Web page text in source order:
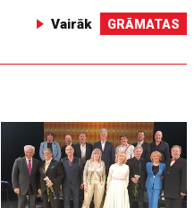
Vairāk GRĀMATAS